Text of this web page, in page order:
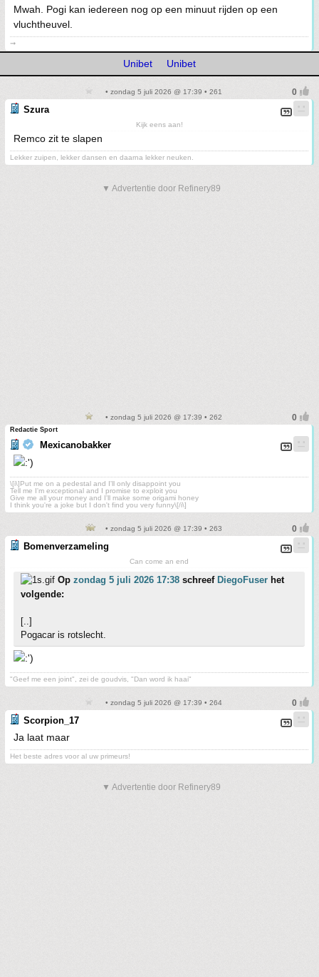
Mwah. Pogi kan iedereen nog op een minuut rijden op een
vluchtheuvel.
➞
Unibet Unibet
• zondag 5 juli 2026 @ 17:39 • 261
Szura
Kijk eens aan!
Remco zit te slapen
Lekker zuipen, lekker dansen en daarna lekker neuken.
▼ Advertentie door Refinery89
• zondag 5 juli 2026 @ 17:39 • 262
Redactie Sport
Mexicanobakker
\[i\]Put me on a pedestal and I'll only disappoint you
Tell me I'm exceptional and I promise to exploit you
Give me all your money and I'll make some origami honey
I think you're a joke but I don't find you very funny\[/i\]
• zondag 5 juli 2026 @ 17:39 • 263
Bomenverzameling
Can come an end
Op zondag 5 juli 2026 17:38 schreef DiegoFuser het
volgende:
[..]
Pogacar is rotslecht.
"Geef me een joint", zei de goudvis, "Dan word ik haai"
• zondag 5 juli 2026 @ 17:39 • 264
Scorpion_17
Ja laat maar
Het beste adres voor al uw primeurs!
▼ Advertentie door Refinery89